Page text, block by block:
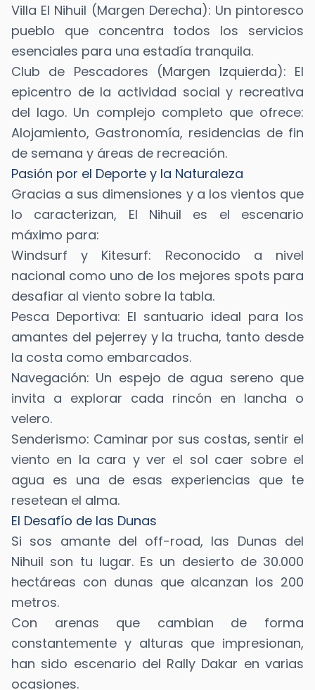
Villa El Nihuil (Margen Derecha): Un pintoresco
pueblo que concentra todos los servicios
esenciales para una estadía tranquila.
Club de Pescadores (Margen Izquierda): El
epicentro de la actividad social y recreativa
del lago. Un complejo completo que ofrece:
Alojamiento, Gastronomía, residencias de fin
de semana y áreas de recreación.
Pasión por el Deporte y la Naturaleza
Gracias a sus dimensiones y a los vientos que
lo caracterizan, El Nihuil es el escenario
máximo para:
Windsurf y Kitesurf: Reconocido a nivel
nacional como uno de los mejores spots para
desafiar al viento sobre la tabla.
Pesca Deportiva: El santuario ideal para los
amantes del pejerrey y la trucha, tanto desde
la costa como embarcados.
Navegación: Un espejo de agua sereno que
invita a explorar cada rincón en lancha o
velero.
Senderismo: Caminar por sus costas, sentir el
viento en la cara y ver el sol caer sobre el
agua es una de esas experiencias que te
resetean el alma.
El Desafío de las Dunas
Si sos amante del off-road, las Dunas del
Nihuil son tu lugar. Es un desierto de 30.000
hectáreas con dunas que alcanzan los 200
metros.
Con arenas que cambian de forma
constantemente y alturas que impresionan,
han sido escenario del Rally Dakar en varias
ocasiones.